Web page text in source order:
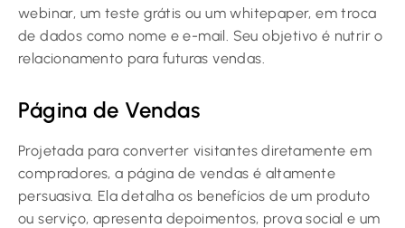
webinar, um teste grátis ou um whitepaper, em troca
de dados como nome e e-mail. Seu objetivo é nutrir o
relacionamento para futuras vendas.
Página de Vendas
Projetada para converter visitantes diretamente em
compradores, a página de vendas é altamente
persuasiva. Ela detalha os benefícios de um produto
ou serviço, apresenta depoimentos, prova social e um